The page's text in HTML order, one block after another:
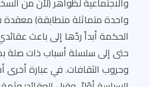
واحدة متماثلة متطابقة) معقدة
الحكمة أبداً ردّها إلى باعث
حتى إلى سلسلة أسباب ذات صلة
وحروب الثقافات. في عبارة أخرى